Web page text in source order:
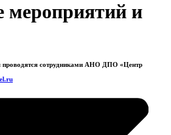
мероприятий и
проводятся сотрудниками АНО ДПО «Центр